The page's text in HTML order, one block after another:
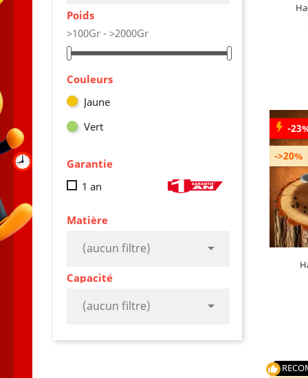
Poids
>100Gr - >2000Gr
Couleurs
Jaune
Vert
Garantie
1 an
Matière
(aucun filtre) 
Capacité
(aucun filtre) 
-
->20%
Type de
thumb_up